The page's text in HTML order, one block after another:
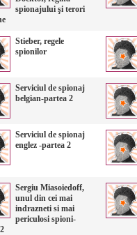
spionajului şi terori
Stieber, regele
spionilor
Serviciul de spionaj
belgian-partea 2
Serviciul de spionaj
englez -partea 2
Sergiu Miasoiedoff,
unul din cei mai
indrazneti si mai
periculosi spioni-